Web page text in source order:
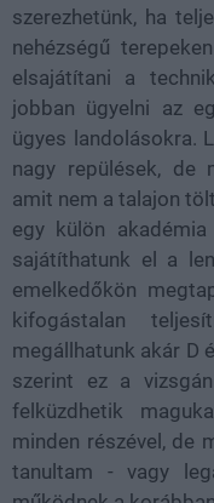
szerezhetünk, ha
nehézségű
elsajátítani a
jobban ügyelni az
ügyes landolásokra.
nagy repülések, de
amit nem a talajon
egy külön
sajátíthatunk el a
emelkedőkön
kifogástalan
megállhatunk akár D
szerint ez a
felküzdhetik
minden részével, de
tanultam - vagy